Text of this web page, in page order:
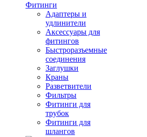
Фитинги
Адаптеры и
удлинители
Аксессуары для
фитингов
Быстроразъемные
соединения
Заглушки
Краны
Разветвители
Фильтры
Фитинги для
трубок
Фитинги для
шлангов